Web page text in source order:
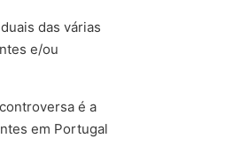
das várias
e/ou
é a
em Portugal